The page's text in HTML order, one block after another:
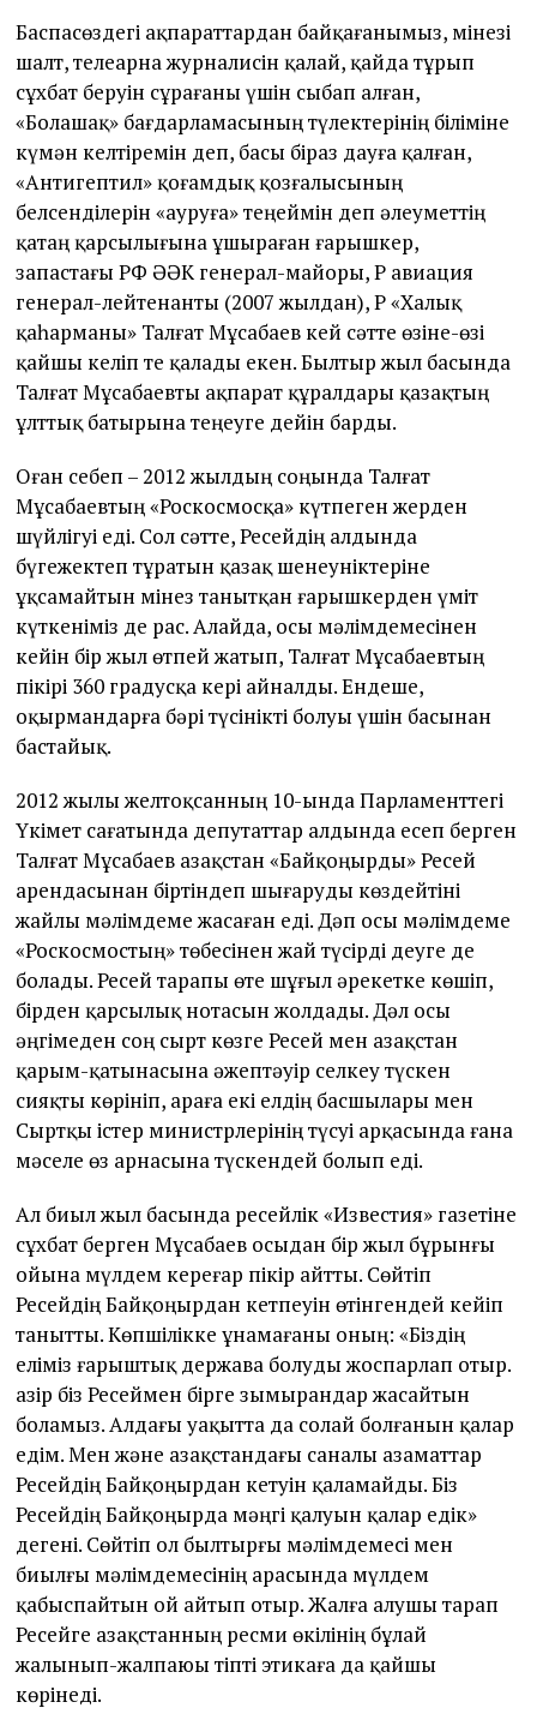
Баспасөздегі ақпараттардан байқағанымыз, мінезі
шалт, телеарна журналисін қалай, қайда тұрып
сұхбат беруін сұрағаны үшін сыбап алған,
«Болашақ» бағдарламасының түлектерінің біліміне
күмән келтіремін деп, басы біраз дауға қалған,
«Антигептил» қоғамдық қозғалысының
белсенділерін «ауруға» теңеймін деп әлеуметтің
қатаң қарсылығына ұшыраған ғарышкер,
запастағы РФ ӘӘК генерал-майоры, ҚР авиация
генерал-лейтенанты (2007 жылдан), ҚР «Халық
қаһарманы» Талғат Мұсабаев кей сәтте өзіне-өзі
қайшы келіп те қалады екен. Былтыр жыл басында
Талғат Мұсабаевты ақпарат құралдары қазақтың
ұлттық батырына теңеуге дейін барды.
Оған себеп – 2012 жылдың соңында Талғат
Мұсабаевтың «Роскосмосқа» күтпеген жерден
шүйлігуі еді. Сол сәтте, Ресейдің алдында
бүгежектеп тұратын қазақ шенеуніктеріне
ұқсамайтын мінез танытқан ғарышкерден үміт
күткеніміз де рас. Алайда, осы мәлімдемесінен
кейін бір жыл өтпей жатып, Талғат Мұсабаевтың
пікірі 360 градусқа кері айналды. Ендеше,
оқырмандарға бәрі түсінікті болуы үшін басынан
бастайық.
2012 жылы желтоқсанның 10-ында Парламенттегі
Үкімет сағатында депутаттар алдында есеп берген
Талғат Мұсабаев Қазақстан «Байқоңырды» Ресей
арендасынан біртіндеп шығаруды көздейтіні
жайлы мәлімдеме жасаған еді. Дәп осы мәлімдеме
«Роскосмостың» төбесінен жай түсірді деуге де
болады. Ресей тарапы өте шұғыл әрекетке көшіп,
бірден қарсылық нотасын жолдады. Дәл осы
әңгімеден соң сырт көзге Ресей мен Қазақстан
қарым-қатынасына әжептәуір селкеу түскен
сияқты көрініп, араға екі елдің басшылары мен
Сыртқы істер министрлерінің түсуі арқасында ғана
мәселе өз арнасына түскендей болып еді.
Ал биыл жыл басында ресейлік «Извес­тия» газетіне
сұхбат берген Мұсабаев осыдан бір жыл бұрынғы
ойына мүлдем кереғар пікір айтты. Сөйтіп
Ресейдің Байқоңырдан кетпеуін өтінгендей кейіп
танытты. Көпшілікке ұнамағаны оның: «Біздің
еліміз ғарыштық держава болуды жоспарлап отыр.
Қазір біз Ресеймен бірге зымырандар жасайтын
боламыз. Алдағы уақытта да солай болғанын қалар
едім. Мен және Қазақстандағы саналы азаматтар
Ресейдің Байқоңырдан кетуін қаламайды. Біз
Ресейдің Байқоңырда мәңгі қалуын қалар едік»
дегені. Сөйтіп ол былтырғы мәлімдемесі мен
биылғы мәлімдемесінің арасында мүлдем
қабыспайтын ой айтып отыр. Жалға алушы тарап
Ресейге Қазақстанның ресми өкілінің бұлай
жалынып-жалпаюы тіпті этикаға да қайшы
көрінеді.